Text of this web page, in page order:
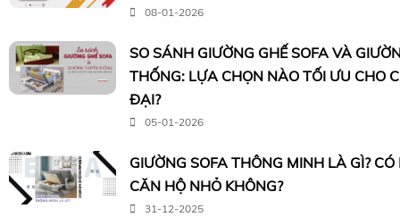
08-01-2026
SO SÁNH GIƯỜNG GHẾ SOFA VÀ
THỐNG: LỰA CHỌN NÀO TỐI ƯU CHO
ĐẠI?
05-01-2026
GIƯỜNG SOFA THÔNG MINH LÀ GÌ?
CĂN HỘ NHỎ KHÔNG?
31-12-2025